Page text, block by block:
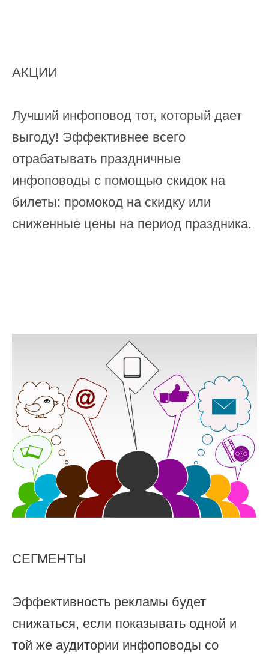
АКЦИИ
Лучший инфоповод тот, который дает
выгоду! Эффективнее всего
отрабатывать праздничные
инфоповоды с помощью скидок на
билеты: промокод на скидку или
сниженные цены на период праздника.
СЕГМЕНТЫ
Эффективность рекламы будет
снижаться, если показывать одной и
той же аудитории инфоповоды со